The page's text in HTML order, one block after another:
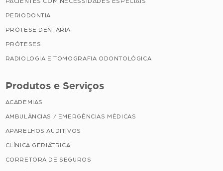
PERIODONTIA
PRÓTESE DENTÁRIA
PRÓTESES
RADIOLOGIA E TOMOGRAFIA ODONTOLÓGICA
Produtos e Serviços
ACADEMIAS
AMBULÂNCIAS / EMERGÊNCIAS MÉDICAS
APARELHOS AUDITIVOS
CLÍNICA GERIÁTRICA
CORRETORA DE SEGUROS